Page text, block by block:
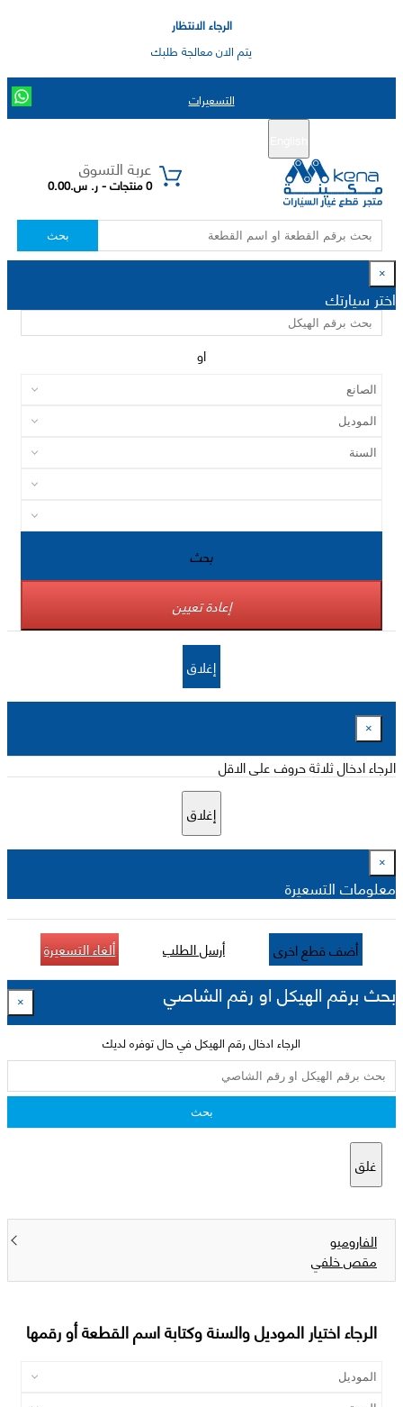
الرجاء الانتظار
يتم الان معالجة طلبك
التسعيرات
عربة التسوق
0 منتجات - ر. س.0.00
بحث
×
اختر سيارتك
او
بحث
إعادة تعيين
إغلاق
×
الرجاء ادخال ثلاثة حروف على الاقل
إغلاق
×
معلومات التسعيرة
أضف قطع اخرى أرسل الطلب ألغاء التسعيرة
بحث برقم الهيكل او رقم الشاصي ×
الرجاء ادخال رقم الهيكل في حال توفره لديك
بحث
غلق
الفاروميو
مقص خلفي
الرجاء اختيار الموديل والسنة وكتابة اسم القطعة أو رقمها